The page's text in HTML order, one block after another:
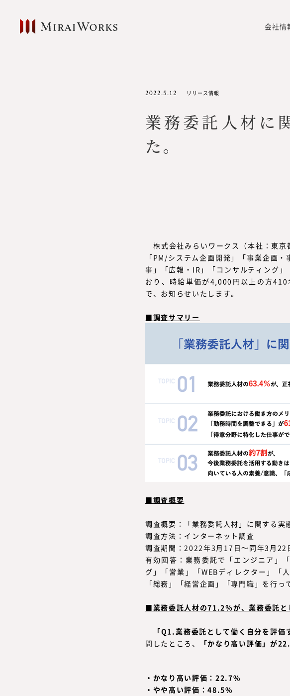
会社情
2022.5.12 リリース情報
業務委託人材に
た。
株式会社みらいワークス（本社：東京
「PM/システム企画開発」「事業企画
事」「広報・IR」「コンサルティング
おり、時給単価が4,000円以上の方
で、お知らせいたします。
■調査サマリー
■調査概要
調査概要：「業務委託人材」に関する実
調査方法：インターネット調査
調査期間：2022年3月17日～同年3月22
有効回答：業務委託で「エンジニア」
グ」「営業」「WEBディレクター」「
「総務」「経営企画」「専門職」を行
■業務委託人材の71.2％が、業務委託と
「Q1.業務委託として働く自分を評
問したところ、
「かなり高い評価」が
・かなり高い評価：22.7%
・やや高い評価：48.5%